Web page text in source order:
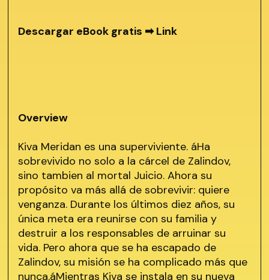
Descargar eBook gratis ➡Link
Overview
Kiva Meridan es una superviviente. áHa
sobrevivido no solo a la cárcel de Zalindov,
sino tambien al mortal Juicio. Ahora su
propósito va más allá de sobrevivir: quiere
venganza. Durante los últimos diez años, su
única meta era reunirse con su familia y
destruir a los responsables de arruinar su
vida. Pero ahora que se ha escapado de
Zalindov, su misión se ha complicado más que
nunca.áMientras Kiva se instala en su nueva